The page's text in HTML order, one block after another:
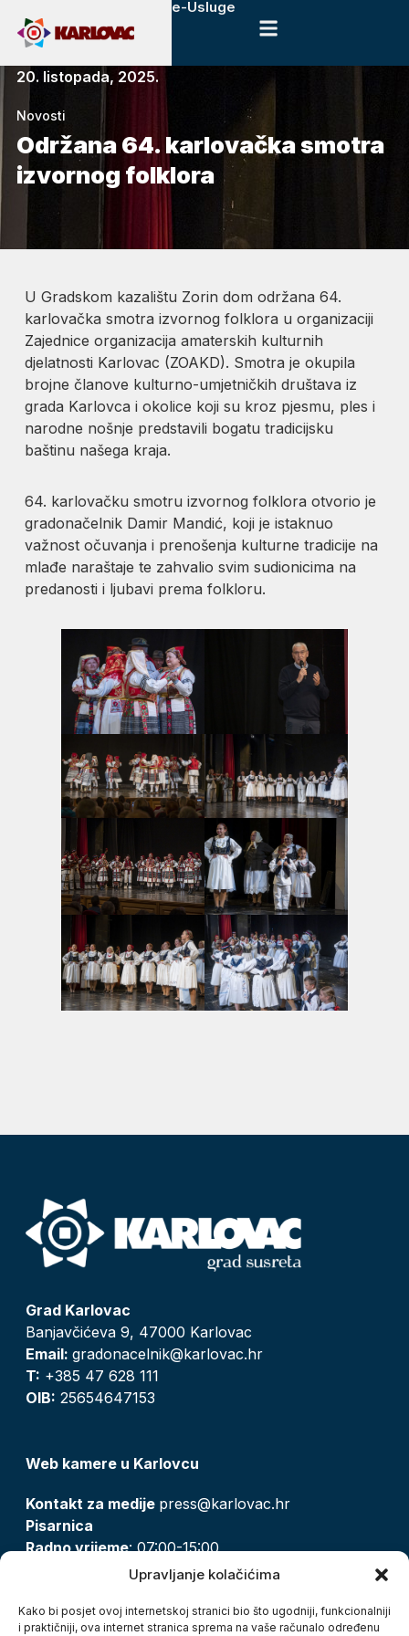
Upravljanje kolačićima
Kako bi posjet ovoj internetskoj stranici bio što ugodniji, funkcionalniji
i praktičniji, ova internet stranica sprema na vaše računalo određenu
e-Usluge
20. listopada, 2025.
Novosti
Održana 64. karlovačka smotra
izvornog folklora
U Gradskom kazalištu Zorin dom održana 64.
karlovačka smotra izvornog folklora u organizaciji
Zajednice organizacija amaterskih kulturnih
djelatnosti Karlovac (ZOAKD). Smotra je okupila
brojne članove kulturno-umjetničkih društava iz
grada Karlovca i okolice koji su kroz pjesmu, ples i
narodne nošnje predstavili bogatu tradicijsku
baštinu našega kraja.
64. karlovačku smotru izvornog folklora otvorio je
gradonačelnik Damir Mandić, koji je istaknuo
važnost očuvanja i prenošenja kulturne tradicije na
mlađe naraštaje te zahvalio svim sudionicima na
predanosti i ljubavi prema folkloru.
Grad Karlovac
Banjavčićeva 9, 47000 Karlovac
Email: gradonacelnik@karlovac.hr
T: +385 47 628 111
OIB: 25654647153
Web kamere u Karlovcu
Kontakt za medije press@karlovac.hr
Pisarnica
Radno vrijeme: 07:00-15:00
pisarnica@karlovac.hr